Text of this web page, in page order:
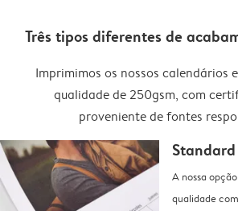
Três tipos diferentes de
Imprimimos os nossos calendários
qualidade de 250gsm, com
proveniente de fontes
Standard
A nossa
qualidade